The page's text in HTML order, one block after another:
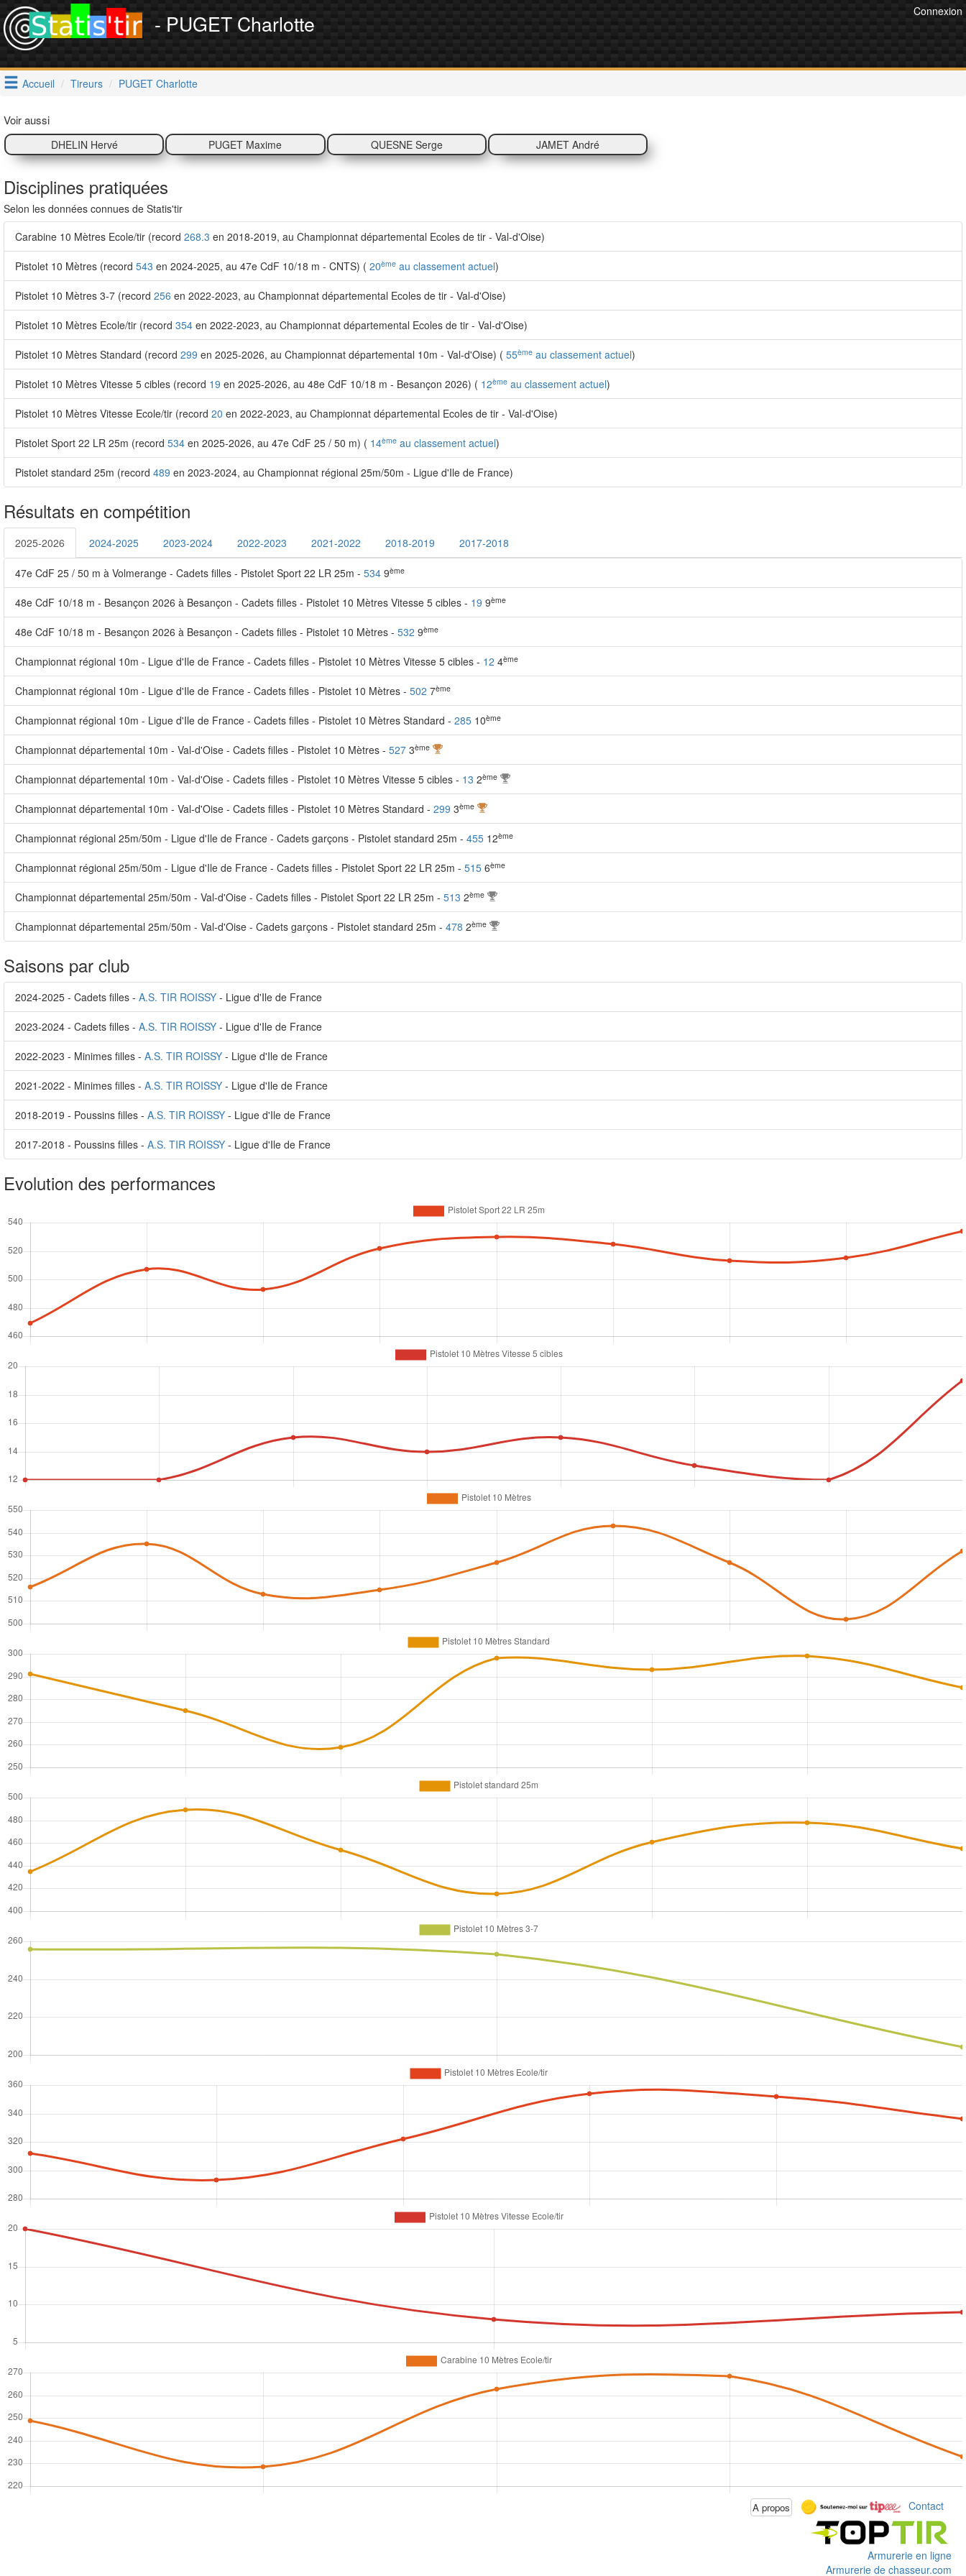
Connexion
- PUGET Charlotte
Accueil Tireurs PUGET Charlotte
Voir aussi
DHELIN Hervé PUGET Maxime QUESNE Serge JAMET André
Disciplines pratiquées
Selon les données connues de Statis'tir
Carabine 10 Mètres Ecole/tir (record 268.3 en 2018-2019, au Championnat départemental Ecoles de tir - Val-d'Oise)
Pistolet 10 Mètres (record 543 en 2024-2025, au 47e CdF 10/18 m - CNTS) ( 20ème au classement actuel)
Pistolet 10 Mètres 3-7 (record 256 en 2022-2023, au Championnat départemental Ecoles de tir - Val-d'Oise)
Pistolet 10 Mètres Ecole/tir (record 354 en 2022-2023, au Championnat départemental Ecoles de tir - Val-d'Oise)
Pistolet 10 Mètres Standard (record 299 en 2025-2026, au Championnat départemental 10m - Val-d'Oise) ( 55ème au classement actuel)
Pistolet 10 Mètres Vitesse 5 cibles (record 19 en 2025-2026, au 48e CdF 10/18 m - Besançon 2026) ( 12ème au classement actuel)
Pistolet 10 Mètres Vitesse Ecole/tir (record 20 en 2022-2023, au Championnat départemental Ecoles de tir - Val-d'Oise)
Pistolet Sport 22 LR 25m (record 534 en 2025-2026, au 47e CdF 25 / 50 m) ( 14ème au classement actuel)
Pistolet standard 25m (record 489 en 2023-2024, au Championnat régional 25m/50m - Ligue d'Ile de France)
Résultats en compétition
2025-2026 2024-2025 2023-2024 2022-2023 2021-2022 2018-2019 2017-2018
47e CdF 25 / 50 m à Volmerange - Cadets filles - Pistolet Sport 22 LR 25m - 534 9ème
48e CdF 10/18 m - Besançon 2026 à Besançon - Cadets filles - Pistolet 10 Mètres Vitesse 5 cibles - 19 9ème
48e CdF 10/18 m - Besançon 2026 à Besançon - Cadets filles - Pistolet 10 Mètres - 532 9ème
Championnat régional 10m - Ligue d'Ile de France - Cadets filles - Pistolet 10 Mètres Vitesse 5 cibles - 12 4ème
Championnat régional 10m - Ligue d'Ile de France - Cadets filles - Pistolet 10 Mètres - 502 7ème
Championnat régional 10m - Ligue d'Ile de France - Cadets filles - Pistolet 10 Mètres Standard - 285 10ème
Championnat départemental 10m - Val-d'Oise - Cadets filles - Pistolet 10 Mètres - 527 3ème
Championnat départemental 10m - Val-d'Oise - Cadets filles - Pistolet 10 Mètres Vitesse 5 cibles - 13 2ème
Championnat départemental 10m - Val-d'Oise - Cadets filles - Pistolet 10 Mètres Standard - 299 3ème
Championnat régional 25m/50m - Ligue d'Ile de France - Cadets garçons - Pistolet standard 25m - 455 12ème
Championnat régional 25m/50m - Ligue d'Ile de France - Cadets filles - Pistolet Sport 22 LR 25m - 515 6ème
Championnat départemental 25m/50m - Val-d'Oise - Cadets filles - Pistolet Sport 22 LR 25m - 513 2ème
Championnat départemental 25m/50m - Val-d'Oise - Cadets garçons - Pistolet standard 25m - 478 2ème
Saisons par club
2024-2025 - Cadets filles - A.S. TIR ROISSY - Ligue d'Ile de France
2023-2024 - Cadets filles - A.S. TIR ROISSY - Ligue d'Ile de France
2022-2023 - Minimes filles - A.S. TIR ROISSY - Ligue d'Ile de France
2021-2022 - Minimes filles - A.S. TIR ROISSY - Ligue d'Ile de France
2018-2019 - Poussins filles - A.S. TIR ROISSY - Ligue d'Ile de France
2017-2018 - Poussins filles - A.S. TIR ROISSY - Ligue d'Ile de France
Evolution des performances
A propos Contact
Armurerie en ligne
Armurerie de chasseur.com